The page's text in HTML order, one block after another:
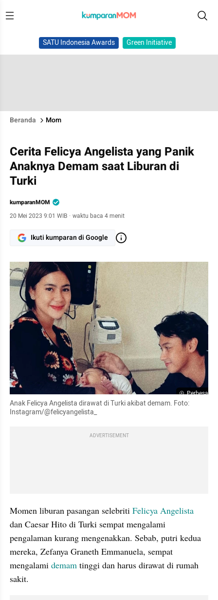
SATU Indonesia Awards Green Initiative
Beranda Mom
Cerita Felicya Angelista yang Panik
Anaknya Demam saat Liburan di
Turki
kumparanMOM
20 Mei 2023 9:01 WIB · waktu baca 4 menit
Ikuti kumparan di Google
Perbesar
Anak Felicya Angelista dirawat di Turki akibat demam. Foto:
Instagram/@felicyangelista_
ADVERTISEMENT
Momen liburan pasangan selebriti Felicya Angelista
dan Caesar Hito di Turki sempat mengalami
pengalaman kurang mengenakkan. Sebab, putri kedua
mereka, Zefanya Graneth Emmanuela, sempat
mengalami demam tinggi dan harus dirawat di rumah
sakit.